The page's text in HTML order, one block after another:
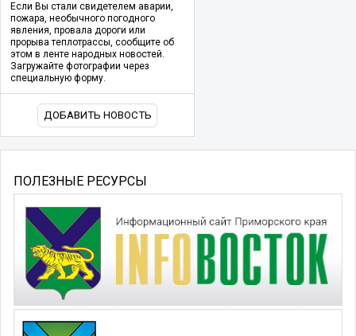
Если Вы стали свидетелем аварии,
пожара, необычного погодного
явления, провала дороги или
прорыва теплотрассы, сообщите об
этом в ленте народных новостей.
Загружайте фотографии через
специальную форму.
ДОБАВИТЬ НОВОСТЬ
ПОЛЕЗНЫЕ РЕСУРСЫ